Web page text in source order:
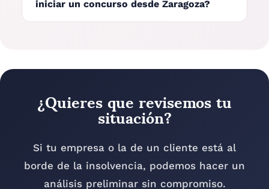
iniciar un concurso desde Zaragoza?
¿Quieres que revisemos tu
situación?
Si tu empresa o la de un cliente está al
borde de la insolvencia, podemos hacer un
análisis preliminar sin compromiso.